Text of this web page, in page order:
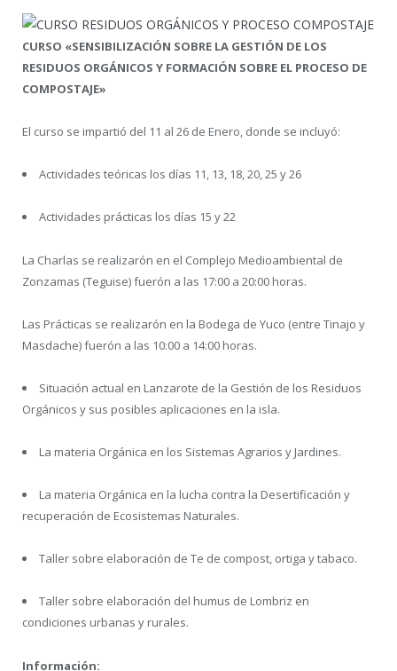
CURSO «SENSIBILIZACIÓN SOBRE LA GESTIÓN DE LOS
RESIDUOS ORGÁNICOS Y FORMACIÓN SOBRE EL PROCESO DE
COMPOSTAJE»
El curso se impartió del 11 al 26 de Enero, donde se incluyó:
Actividades teóricas los días 11, 13, 18, 20, 25 y 26
Actividades prácticas los días 15 y 22
La Charlas se realizarón en el Complejo Medioambiental de
Zonzamas (Teguise) fuerón a las 17:00 a 20:00 horas.
Las Prácticas se realizarón en la Bodega de Yuco (entre Tinajo y
Masdache) fuerón a las 10:00 a 14:00 horas.
Situación actual en Lanzarote de la Gestión de los Residuos
Orgánicos y sus posibles aplicaciones en la isla.
La materia Orgánica en los Sistemas Agrarios y Jardines.
La materia Orgánica en la lucha contra la Desertificación y
recuperación de Ecosistemas Naturales.
Taller sobre elaboración de Te de compost, ortiga y tabaco.
Taller sobre elaboración del humus de Lombriz en
condiciones urbanas y rurales.
Información: